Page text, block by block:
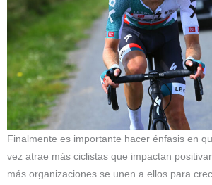
Finalmente es importante hacer énfasis en
vez atrae más ciclistas que impactan
más organizaciones se unen a ellos para